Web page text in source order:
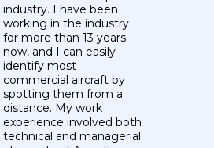
industry. I have been
working in the industry
for more than 13 years
now, and I can easily
identify most
commercial aircraft by
spotting them from a
distance. My work
experience involved both
technical and managerial